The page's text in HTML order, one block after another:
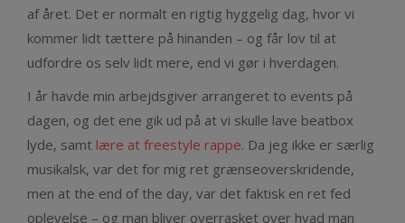
af året. Det er normalt en rigtig hyggelig dag, hvor vi
kommer lidt tættere på hinanden – og får lov til at
udfordre os selv lidt mere, end vi gør i hverdagen.
I år havde min arbejdsgiver arrangeret to events på
dagen, og det ene gik ud på at vi skulle lave beatbox
lyde, samt lære at freestyle rappe. Da jeg ikke er særlig
musikalsk, var det for mig ret grænseoverskridende,
men at the end of the day, var det faktisk en ret fed
oplevelse – og man bliver overrasket over hvad man